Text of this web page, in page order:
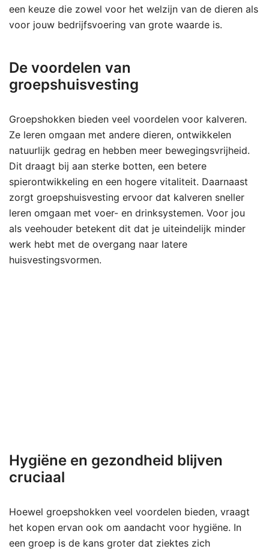
een keuze die zowel voor het welzijn van de dieren als
voor jouw bedrijfsvoering van grote waarde is.
De voordelen van
groepshuisvesting
Groepshokken bieden veel voordelen voor kalveren.
Ze leren omgaan met andere dieren, ontwikkelen
natuurlijk gedrag en hebben meer bewegingsvrijheid.
Dit draagt bij aan sterke botten, een betere
spierontwikkeling en een hogere vitaliteit. Daarnaast
zorgt groepshuisvesting ervoor dat kalveren sneller
leren omgaan met voer- en drinksystemen. Voor jou
als veehouder betekent dit dat je uiteindelijk minder
werk hebt met de overgang naar latere
huisvestingsvormen.
Hygiëne en gezondheid blijven
cruciaal
Hoewel groepshokken veel voordelen bieden, vraagt
het kopen ervan ook om aandacht voor hygiëne. In
een groep is de kans groter dat ziektes zich